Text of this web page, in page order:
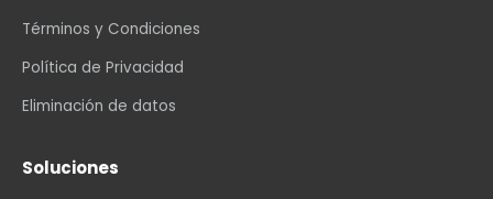
Términos y Condiciones
Política de Privacidad
Eliminación de datos
Soluciones